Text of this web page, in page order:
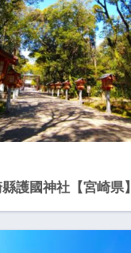
護國神社【宮崎県】